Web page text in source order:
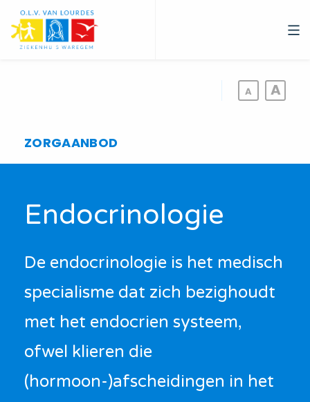
Overslaan
en
naar
ZORGAANBOD
Endocrinologie
De endocrinologie is het medisch
specialisme dat zich bezighoudt
met het endocrien systeem,
ofwel klieren die
(hormoon-)afscheidingen in het